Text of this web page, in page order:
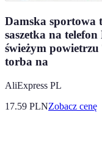
Damska sportowa
saszetka na telefon
świeżym
torba na
AliExpress PL
17.59 PLNZobacz cenę